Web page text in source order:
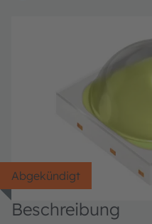
Abgekündigt
Beschreibung